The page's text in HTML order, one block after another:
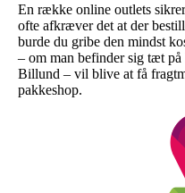
En række online outlets
ofte afkræver det at der
burde du gribe den mindst
– om man befinder sig tæt
Billund – vil blive at få
pakkeshop.